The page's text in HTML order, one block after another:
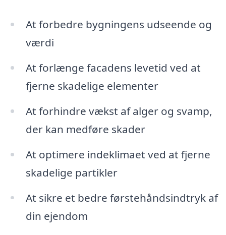
At forbedre bygningens udseende og
værdi
At forlænge facadens levetid ved at
fjerne skadelige elementer
At forhindre vækst af alger og svamp,
der kan medføre skader
At optimere indeklimaet ved at fjerne
skadelige partikler
At sikre et bedre førstehåndsindtryk af
din ejendom